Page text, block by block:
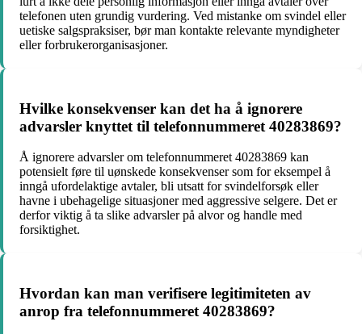
telefonen uten grundig vurdering. Ved mistanke om svindel eller
uetiske salgspraksiser, bør man kontakte relevante myndigheter
eller forbrukerorganisasjoner.
Hvilke konsekvenser kan det ha å ignorere
advarsler knyttet til telefonnummeret 40283869?
Å ignorere advarsler om telefonnummeret 40283869 kan
potensielt føre til uønskede konsekvenser som for eksempel å
inngå ufordelaktige avtaler, bli utsatt for svindelforsøk eller
havne i ubehagelige situasjoner med aggressive selgere. Det er
derfor viktig å ta slike advarsler på alvor og handle med
forsiktighet.
Hvordan kan man verifisere legitimiteten av
anrop fra telefonnummeret 40283869?